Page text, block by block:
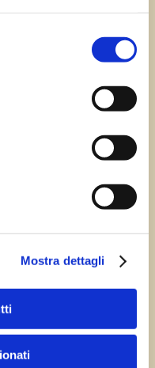
Mostra dettagli